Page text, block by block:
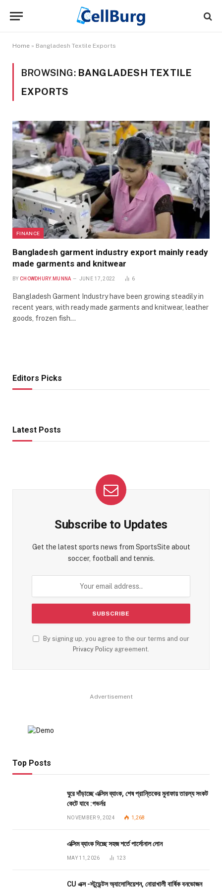
Home » Bangladesh Textile Exports
BROWSING: BANGLADESH TEXTILE
EXPORTS
FINANCE
Bangladesh garment industry export mainly ready
made garments and knitwear
BY CHOWDHURY.MUNNA JUNE 17, 2022 6
Bangladesh Garment Industry have been growing steadily in
recent years, with ready made garments and knitwear, leather
goods, frozen fish…
Editors Picks
Latest Posts
Subscribe to Updates
Get the latest sports news from SportsSite about
soccer, football and tennis.
By signing up, you agree to the our terms and our
Privacy Policy agreement.
Advertisement
Top Posts
ঘুরে দাঁড়াচ্ছে এক্সিম ব্যাংক, শেষ প্রান্তিকের মুনাফায় তারল্য সংকট
কেটে যাবে :গভর্নর
NOVEMBER 9, 2024 1,268
এক্সিম ব্যাংক দিচ্ছে সহজ শর্তে পার্সোনাল লোন
MAY 11, 2026 123
CU এক্স -স্টুডেন্টস অ্যাসোসিয়েশন, নোয়াখালী বার্ষিক বনভোজন